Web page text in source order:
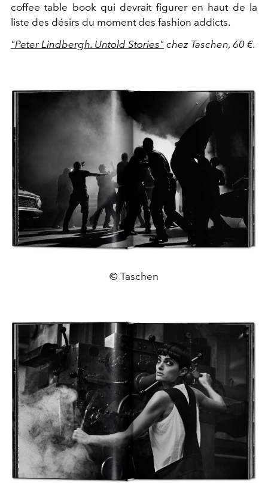
coffee table book qui devrait figurer en haut de la
liste des désirs du moment des fashion addicts.
"Peter Lindbergh. Untold Stories" chez Taschen, 60 €.
© Taschen